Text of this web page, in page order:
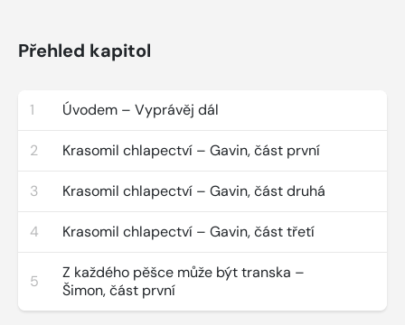
Přehled kapitol
1 Úvodem – Vyprávěj dál
2 Krasomil chlapectví – Gavin, část první
3 Krasomil chlapectví – Gavin, část druhá
4 Krasomil chlapectví – Gavin, část třetí
5
Z každého pěšce může být transka –
Šimon, část první